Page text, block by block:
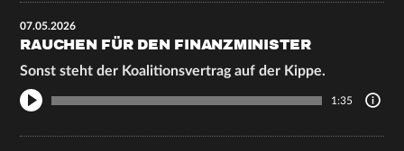
07.05.2026
RAUCHEN FÜR DEN FINANZMINISTER
Sonst steht der Koalitionsvertrag auf der Kippe.
1:35